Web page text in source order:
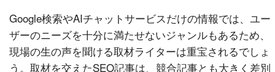
Google検索やAIチャットサービスだけの情報では、ユー
ザーのニーズを十分に満たせないジャンルもあるため、
現場の生の声を聞ける取材ライターは重宝されるでしょ
う。取材を交えたSEO記事は、競合記事とも大きく差別